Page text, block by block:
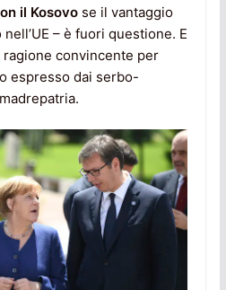
il Kosovose il vantaggio
– è fuori questione. E
ragione convincente per
espresso dai serbo-